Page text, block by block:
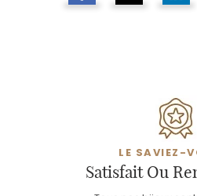
LE SAVIEZ-
Satisfait Ou